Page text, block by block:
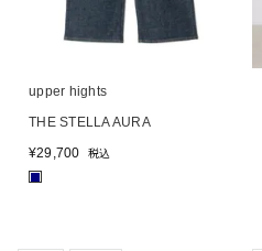
upper hights
THE STELLA AURA
¥29,700 税込
■